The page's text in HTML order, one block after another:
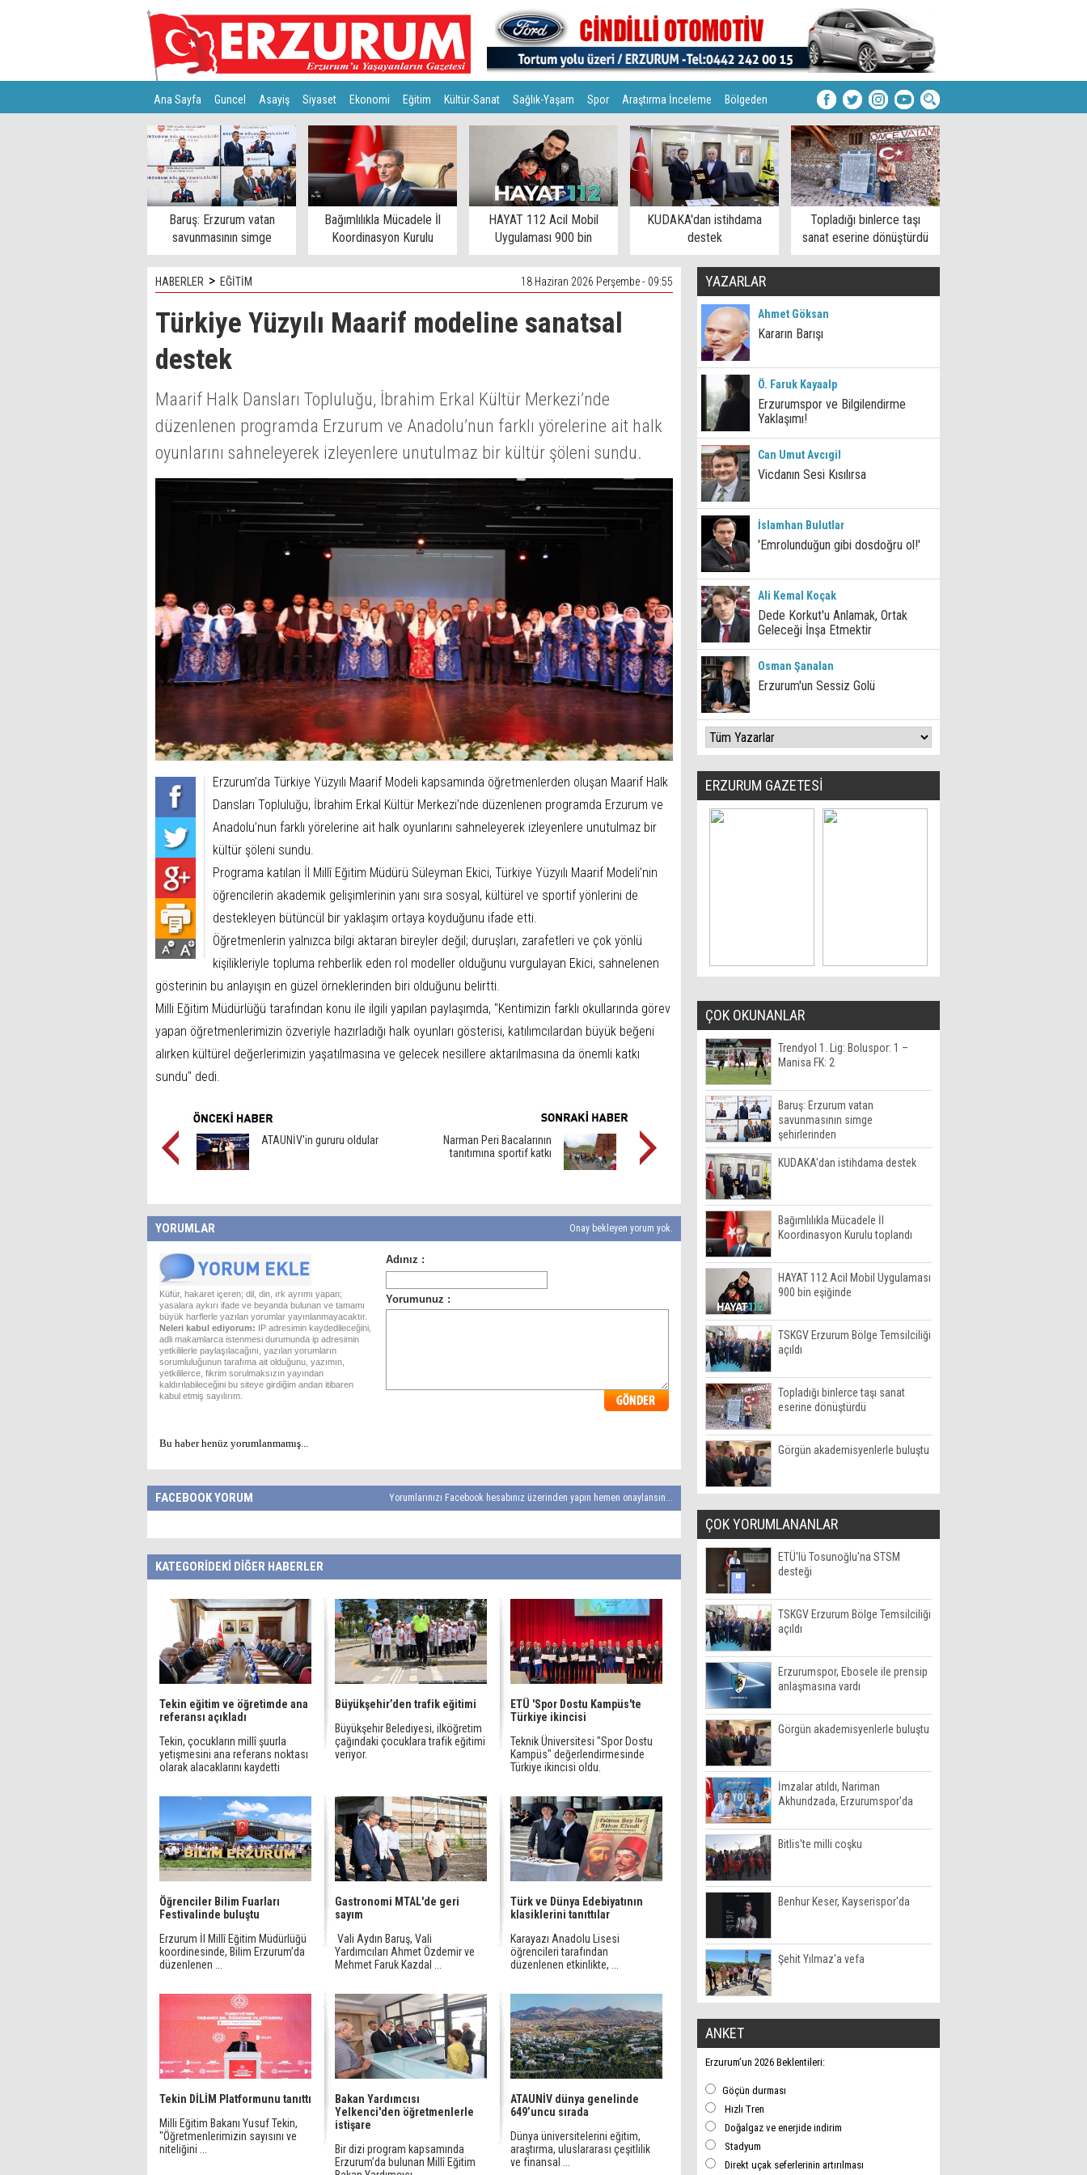
Ana Sayfa Guncel Asayiş Siyaset Ekonomi Eğitim Kültür-Sanat Sağlık-Yaşam Spor Araştırma İnceleme Bölgeden
Türkiye Teknoloji
Baruş: Erzurum vatan
savunmasının simge
şehirlerinden
Bağımlılıkla Mücadele İl
Koordinasyon Kurulu
toplandı
HAYAT 112 Acil Mobil
Uygulaması 900 bin
eşiğinde
KUDAKA'dan istihdama
destek
Topladığı binlerce taşı
sanat eserine dönüştürdü
HABERLER > EĞİTİM 18 Haziran 2026 Perşembe - 09:55
Türkiye Yüzyılı Maarif modeline sanatsal
destek
Maarif Halk Dansları Topluluğu, İbrahim Erkal Kültür Merkezi’nde
düzenlenen programda Erzurum ve Anadolu’nun farklı yörelerine ait halk
oyunlarını sahneleyerek izleyenlere unutulmaz bir kültür şöleni sundu.
Erzurum’da Türkiye Yüzyılı Maarif Modeli kapsamında öğretmenlerden oluşan Maarif Halk
Dansları Topluluğu, İbrahim Erkal Kültür Merkezi’nde düzenlenen programda Erzurum ve
Anadolu’nun farklı yörelerine ait halk oyunlarını sahneleyerek izleyenlere unutulmaz bir
kültür şöleni sundu.
Programa katılan İl Millî Eğitim Müdürü Süleyman Ekici, Türkiye Yüzyılı Maarif Modeli’nin
öğrencilerin akademik gelişimlerinin yanı sıra sosyal, kültürel ve sportif yönlerini de
destekleyen bütüncül bir yaklaşım ortaya koyduğunu ifade etti.
Öğretmenlerin yalnızca bilgi aktaran bireyler değil; duruşları, zarafetleri ve çok yönlü
kişilikleriyle topluma rehberlik eden rol modeller olduğunu vurgulayan Ekici, sahnelenen
gösterinin bu anlayışın en güzel örneklerinden biri olduğunu belirtti.
Milli Eğitim Müdürlüğü tarafından konu ile ilgili yapılan paylaşımda, "Kentimizin farklı okullarında görev
yapan öğretmenlerimizin özveriyle hazırladığı halk oyunları gösterisi, katılımcılardan büyük beğeni
alırken kültürel değerlerimizin yaşatılmasına ve gelecek nesillere aktarılmasına da önemli katkı
sundu" dedi.
ATAUNİV'in gururu oldular
Narman Peri Bacalarının
tanıtımına sportif katkı
YORUMLAR Onay bekleyen yorum yok.
Küfür, hakaret içeren; dil, din, ırk ayrımı yapan;
yasalara aykırı ifade ve beyanda bulunan ve tamamı
büyük harflerle yazılan yorumlar yayınlanmayacaktır.
Neleri kabul ediyorum: IP adresimin kaydedileceğini,
adli makamlarca istenmesi durumunda ip adresimin
yetkililerle paylaşılacağını, yazılan yorumların
sorumluluğunun tarafıma ait olduğunu, yazımın,
yetkililerce, fikrim sorulmaksızın yayından
kaldırılabileceğini bu siteye girdiğim andan itibaren
kabul etmiş sayılırım.
Bu haber henüz yorumlanmamış...
FACEBOOK YORUM Yorumlarınızı Facebook hesabınız üzerinden yapın hemen onaylansın...
KATEGORİDEKİ DİĞER HABERLER
Tekin eğitim ve öğretimde ana
referansı açıkladı
Tekin, çocukların millî şuurla
yetişmesini ana referans noktası
olarak alacaklarını kaydetti
Büyükşehir’den trafik eğitimi
Büyükşehir Belediyesi, ilköğretim
çağındaki çocuklara trafik eğitimi
veriyor.
ETÜ 'Spor Dostu Kampüs'te
Türkiye ikincisi
Teknik Üniversitesi "Spor Dostu
Kampüs" değerlendirmesinde
Türkiye ikincisi oldu.
Öğrenciler Bilim Fuarları
Festivalinde buluştu
Erzurum İl Millî Eğitim Müdürlüğü
koordinesinde, Bilim Erzurum’da
düzenlenen ...
Gastronomi MTAL'de geri
sayım
Vali Aydın Baruş, Vali
Yardımcıları Ahmet Özdemir ve
Mehmet Faruk Kazdal ...
Türk ve Dünya Edebiyatının
klasiklerini tanıttılar
Karayazı Anadolu Lisesi
öğrencileri tarafından
düzenlenen etkinlikte, ...
Tekin DİLİM Platformunu tanıttı
Milli Eğitim Bakanı Yusuf Tekin,
"Öğretmenlerimizin sayısını ve
niteliğini ...
Bakan Yardımcısı
Yelkenci'den öğretmenlerle
istişare
Bir dizi program kapsamında
Erzurum’da bulunan Millî Eğitim
ATAUNİV dünya genelinde
649’uncu sırada
Dünya üniversitelerini eğitim,
araştırma, uluslararası çeşitlilik
ve finansal ...
YAZARLAR
Ahmet Göksan
Kararın Barışı
Ö. Faruk Kayaalp
Erzurumspor ve Bilgilendirme
Yaklaşımı!
Can Umut Avcıgil
Vicdanın Sesi Kısılırsa
İslamhan Bulutlar
'Emrolunduğun gibi dosdoğru ol!'
Ali Kemal Koçak
Dede Korkut'u Anlamak, Ortak
Geleceği İnşa Etmektir
Osman Şanalan
Erzurum'un Sessiz Golü
ERZURUM GAZETESİ
ÇOK OKUNANLAR
Trendyol 1. Lig: Boluspor: 1 –
Manisa FK: 2
Baruş: Erzurum vatan
savunmasının simge
şehirlerinden
KUDAKA'dan istihdama destek
Bağımlılıkla Mücadele İl
Koordinasyon Kurulu toplandı
HAYAT 112 Acil Mobil Uygulaması
900 bin eşiğinde
TSKGV Erzurum Bölge Temsilciliği
açıldı
Topladığı binlerce taşı sanat
eserine dönüştürdü
Görgün akademisyenlerle buluştu
ÇOK YORUMLANANLAR
ETÜ'lü Tosunoğlu'na STSM
desteği
TSKGV Erzurum Bölge Temsilciliği
açıldı
Erzurumspor, Ebosele ile prensip
anlaşmasına vardı
Görgün akademisyenlerle buluştu
İmzalar atıldı, Nariman
Akhundzada, Erzurumspor'da
Bitlis'te milli coşku
Benhur Keser, Kayserispor'da
Şehit Yılmaz'a vefa
ANKET
Erzurum’un 2026 Beklentileri:
Göçün durması
Hızlı Tren
Doğalgaz ve enerjide indirim
Stadyum
Direkt uçak seferlerinin artırılması